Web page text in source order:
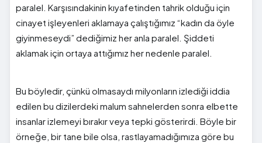
paralel. Karşısındakinin kıyafetinden tahrik olduğu için
cinayet işleyenleri aklamaya çalıştığımız “kadın da öyle
giyinmeseydi” dediğimiz her anla paralel. Şiddeti
aklamak için ortaya attığımız her nedenle paralel.
Bu böyledir, çünkü olmasaydı milyonların izlediği iddia
edilen bu dizilerdeki malum sahnelerden sonra elbette
insanlar izlemeyi bırakır veya tepki gösterirdi. Böyle bir
örneğe, bir tane bile olsa, rastlayamadığımıza göre bu